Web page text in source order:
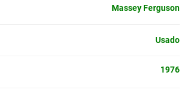
Massey Ferguson
Usado
1976